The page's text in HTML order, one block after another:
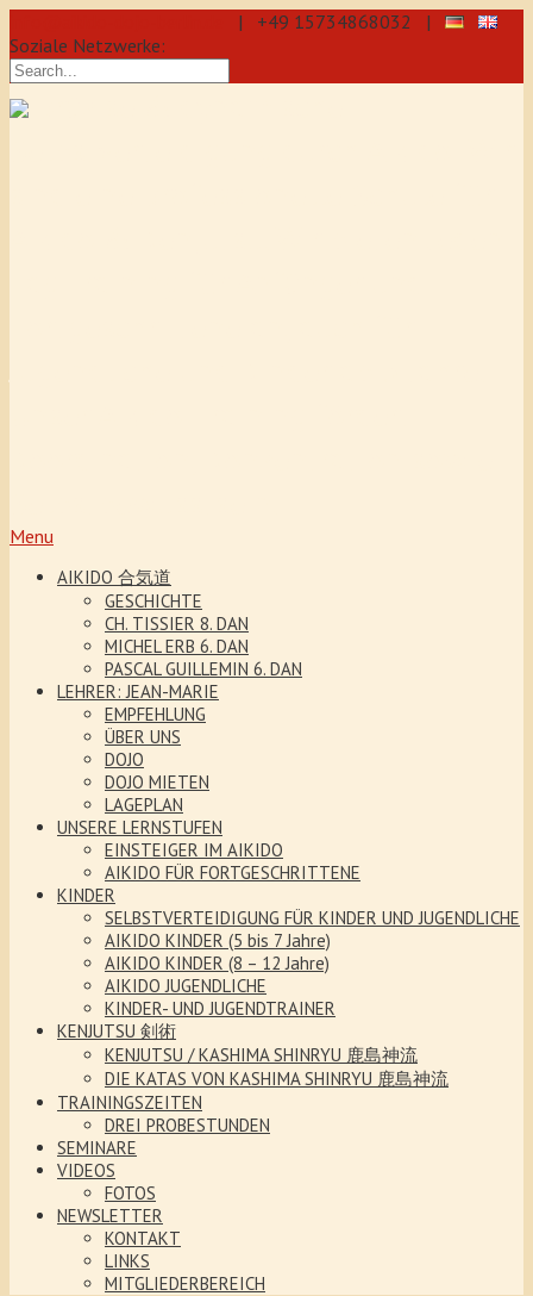
| +49 15734868032 |
Soziale Netzwerke:
Menu
AIKIDO 合気道
GESCHICHTE
CH. TISSIER 8. DAN
MICHEL ERB 6. DAN
PASCAL GUILLEMIN 6. DAN
LEHRER: JEAN-MARIE
EMPFEHLUNG
ÜBER UNS
DOJO
DOJO MIETEN
LAGEPLAN
UNSERE LERNSTUFEN
EINSTEIGER IM AIKIDO
AIKIDO FÜR FORTGESCHRITTENE
KINDER
SELBSTVERTEIDIGUNG FÜR KINDER UND JUGENDLICHE
AIKIDO KINDER (5 bis 7 Jahre)
AIKIDO KINDER (8 – 12 Jahre)
AIKIDO JUGENDLICHE
KINDER- UND JUGENDTRAINER
KENJUTSU 剣術
KENJUTSU / KASHIMA SHINRYU 鹿島神流
DIE KATAS VON KASHIMA SHINRYU 鹿島神流
TRAININGSZEITEN
DREI PROBESTUNDEN
SEMINARE
VIDEOS
FOTOS
NEWSLETTER
KONTAKT
LINKS
MITGLIEDERBEREICH